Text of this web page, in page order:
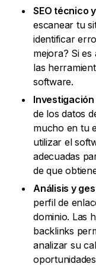
SEO técnico
escanear tu
identificar
mejora? Si
las
software.
de los datos
mucho en tu
utilizar el
adecuadas
de que
Análisis y
perfil de
dominio. Las
backlinks
analizar su